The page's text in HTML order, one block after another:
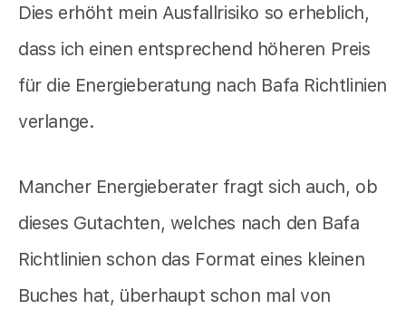
Dies erhöht mein Ausfallrisiko so erheblich,
dass ich einen entsprechend höheren Preis
für die Energieberatung nach Bafa Richtlinien
verlange.
Mancher Energieberater fragt sich auch, ob
dieses Gutachten, welches nach den Bafa
Richtlinien schon das Format eines kleinen
Buches hat, überhaupt schon mal von